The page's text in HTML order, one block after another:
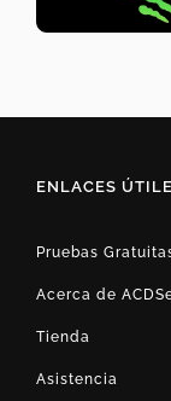
ENLACES
Pruebas
Acerca de
Tienda
Asistencia